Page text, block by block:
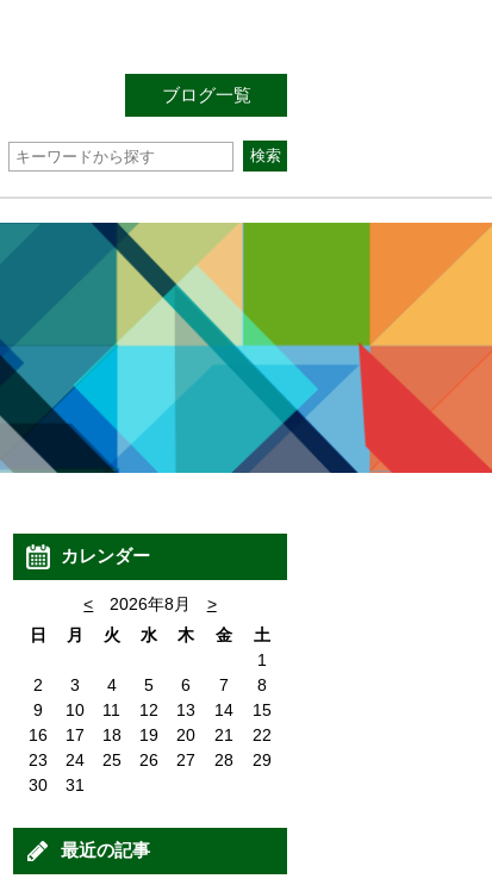
ブログ一覧
カレンダー
< 2026年8月
>
日
月 火 水 木 金
土
1
2
3 4 5 6 7
8
9
10 11 12 13 14
15
16
17 18 19 20 21
22
23
24 25 26 27 28
29
30
31
最近の記事